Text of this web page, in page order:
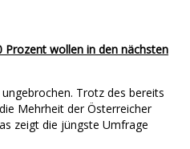
Prozent wollen in den nächsten
Trotz des bereits
Mehrheit der Österreicher
zeigt die jüngste Umfrage